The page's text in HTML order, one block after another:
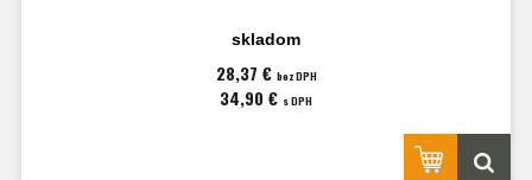
skladom
28,37 € bez DPH
34,90 € s DPH